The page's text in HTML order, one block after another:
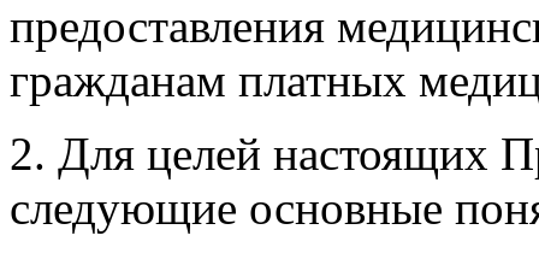
предоставления
гражданам платных
2. Для целей настоящих
следующие основные